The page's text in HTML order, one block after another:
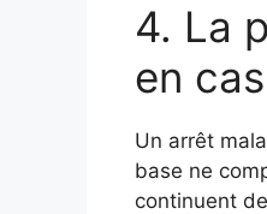
4. La
en
Un arrêt
base ne
continuent